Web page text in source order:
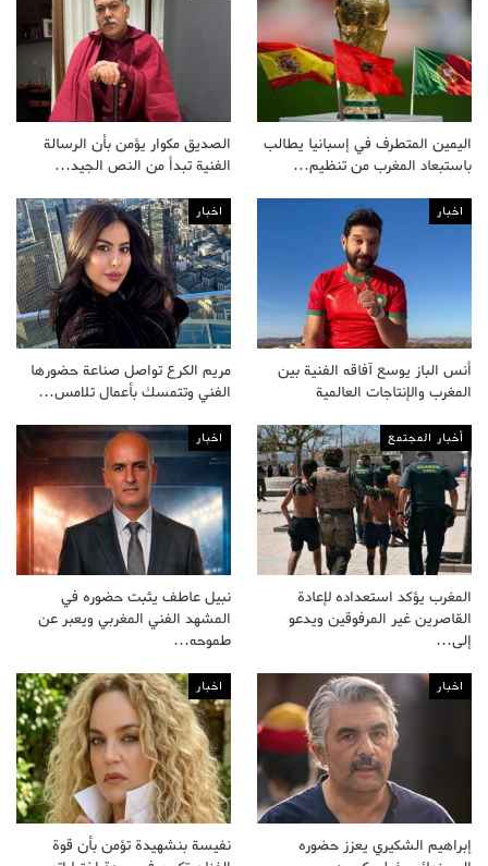
اليمين المتطرف في إسبانيا يطالب
باستبعاد المغرب من تنظيم…
الصديق مكوار يؤمن بأن الرسالة
الفنية تبدأ من النص الجيد…
اخبار
أنس الباز يوسع آفاقه الفنية بين
المغرب والإنتاجات العالمية
اخبار
مريم الكرع تواصل صناعة حضورها
الفني وتتمسك بأعمال تلامس…
أخبار المجتمع
المغرب يؤكد استعداده لإعادة
القاصرين غير المرفوقين ويدعو
إلى…
اخبار
نبيل عاطف يثبت حضوره في
المشهد الفني المغربي ويعبر عن
طموحه…
اخبار
إبراهيم الشكيري يعزز حضوره
اخبار
نفيسة بنشهيدة تؤمن بأن قوة